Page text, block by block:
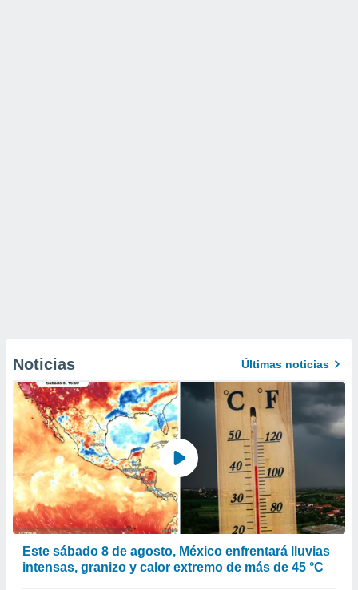
Noticias Últimas noticias
Este sábado 8 de agosto, México enfrentará lluvias
intensas, granizo y calor extremo de más de 45 °C